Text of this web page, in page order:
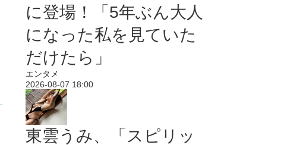
に登場！「5年ぶん大人
になった私を見ていた
だけたら」
エンタメ
2026-08-07 18:00
東雲うみ、「スピリッ